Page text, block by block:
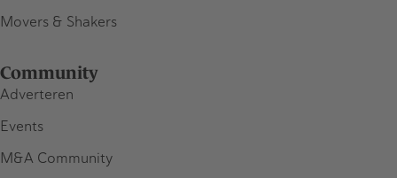
Movers & Shakers
Community
Adverteren
Events
M&A Community